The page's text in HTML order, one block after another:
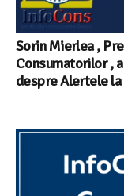
Sorin Mierlea ,
Consumatorilor ,
despre Alertele